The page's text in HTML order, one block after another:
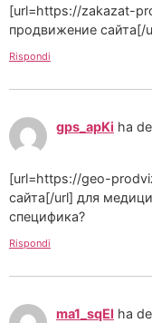
[url=https://zakazat-
продвижение сайта[/
Rispondi
gps_apKi ha
[url=https://geo-
сайта[/url] для
специфика?
Rispondi
ma1_sqEl ha